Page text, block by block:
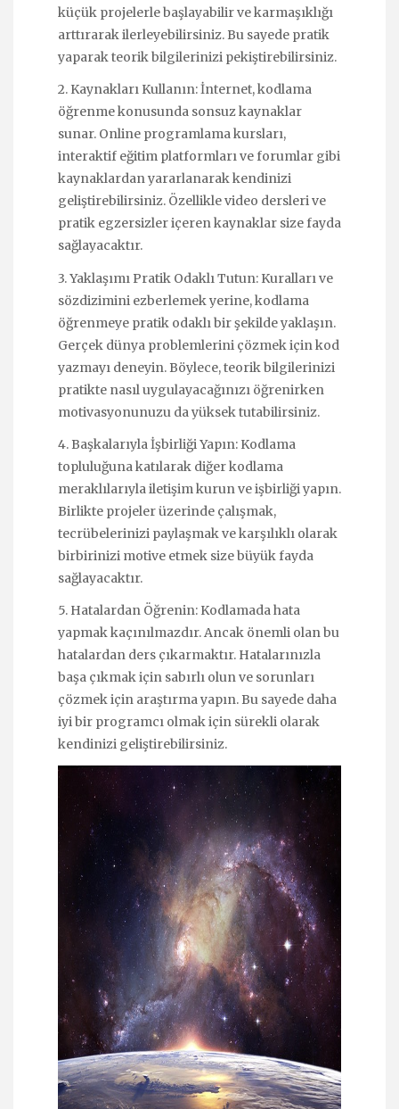
küçük projelerle başlayabilir ve karmaşıklığı
arttırarak ilerleyebilirsiniz. Bu sayede pratik
yaparak teorik bilgilerinizi pekiştirebilirsiniz.
2. Kaynakları Kullanın: İnternet, kodlama
öğrenme konusunda sonsuz kaynaklar
sunar. Online programlama kursları,
interaktif eğitim platformları ve forumlar gibi
kaynaklardan yararlanarak kendinizi
geliştirebilirsiniz. Özellikle video dersleri ve
pratik egzersizler içeren kaynaklar size fayda
sağlayacaktır.
3. Yaklaşımı Pratik Odaklı Tutun: Kuralları ve
sözdizimini ezberlemek yerine, kodlama
öğrenmeye pratik odaklı bir şekilde yaklaşın.
Gerçek dünya problemlerini çözmek için kod
yazmayı deneyin. Böylece, teorik bilgilerinizi
pratikte nasıl uygulayacağınızı öğrenirken
motivasyonunuzu da yüksek tutabilirsiniz.
4. Başkalarıyla İşbirliği Yapın: Kodlama
topluluğuna katılarak diğer kodlama
meraklılarıyla iletişim kurun ve işbirliği yapın.
Birlikte projeler üzerinde çalışmak,
tecrübelerinizi paylaşmak ve karşılıklı olarak
birbirinizi motive etmek size büyük fayda
sağlayacaktır.
5. Hatalardan Öğrenin: Kodlamada hata
yapmak kaçınılmazdır. Ancak önemli olan bu
hatalardan ders çıkarmaktır. Hatalarınızla
başa çıkmak için sabırlı olun ve sorunları
çözmek için araştırma yapın. Bu sayede daha
iyi bir programcı olmak için sürekli olarak
kendinizi geliştirebilirsiniz.